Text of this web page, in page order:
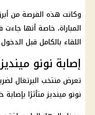
وكانت هذه الفرصة من
المباراة، خاصة أنها
اللقاء بالكامل قبل
إصابة نونو
نونو مينديز متأثرًا بإصابة